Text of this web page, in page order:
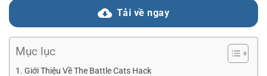
Tải về ngay
Mục lục
Giới Thiệu Về The Battle Cats Hack